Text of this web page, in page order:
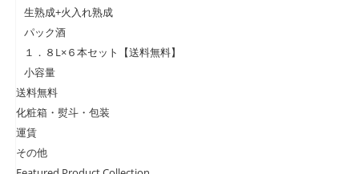
生熟成+火入れ熟成
パック酒
１．８L×６本セット【送料無料】
小容量
送料無料
化粧箱・熨斗・包装
運賃
その他